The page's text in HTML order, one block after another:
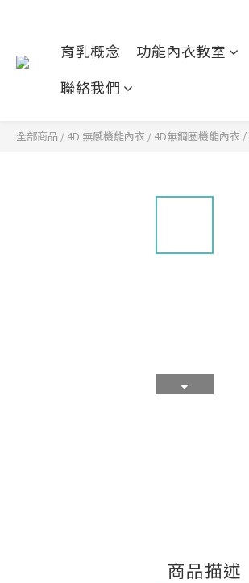
育乳概念 功能內衣教室
聯絡我們
全部商品 / 4D 無感機能內衣 / 4D無鋼圈機能內衣 /
商品描述